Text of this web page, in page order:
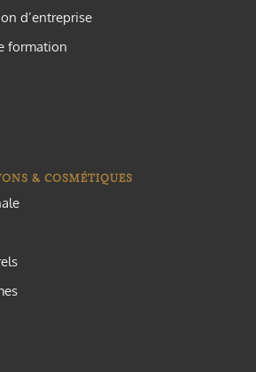
d’entreprise
formation
& COSMÉTIQUES